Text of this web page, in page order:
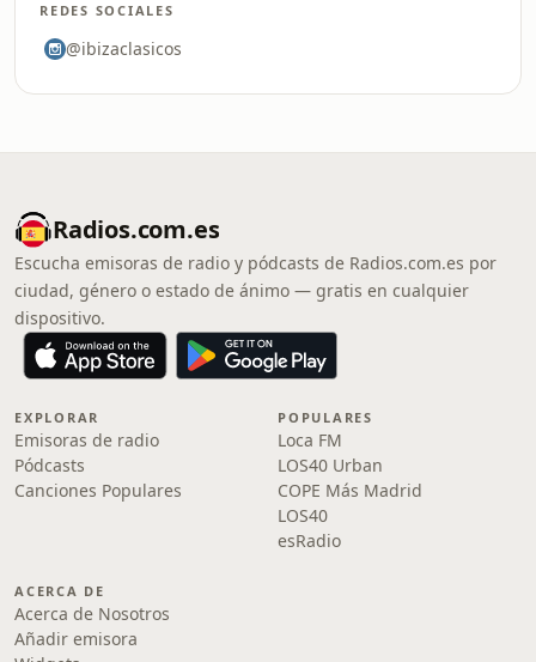
REDES SOCIALES
@ibizaclasicos
Radios.com.es
Escucha emisoras de radio y pódcasts de Radios.com.es por
ciudad, género o estado de ánimo — gratis en cualquier
dispositivo.
EXPLORAR
Emisoras de radio
Pódcasts
Canciones Populares
POPULARES
Loca FM
LOS40 Urban
COPE Más Madrid
LOS40
esRadio
ACERCA DE
Acerca de Nosotros
Añadir emisora